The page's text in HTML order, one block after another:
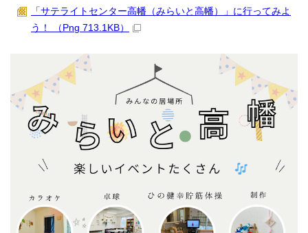
「サテライトセンター高幡（みらいと高幡）」に行ってみよ
う！ （Png 713.1KB）